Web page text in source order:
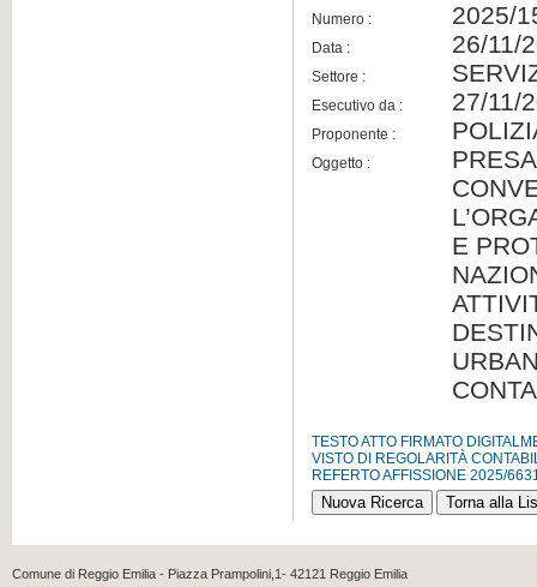
Numero : 2025/
Data : 26/11/
Settore :
Esecutivo da : 27/11/
Proponente :
Oggetto :
E
TESTO ATTO FIRMATO
VISTO DI REGOLARITÀ
REFERTO AFFISSIONE 2025/
Comune di Reggio Emilia - Piazza Prampolini,1- 42121 Reggio Emilia